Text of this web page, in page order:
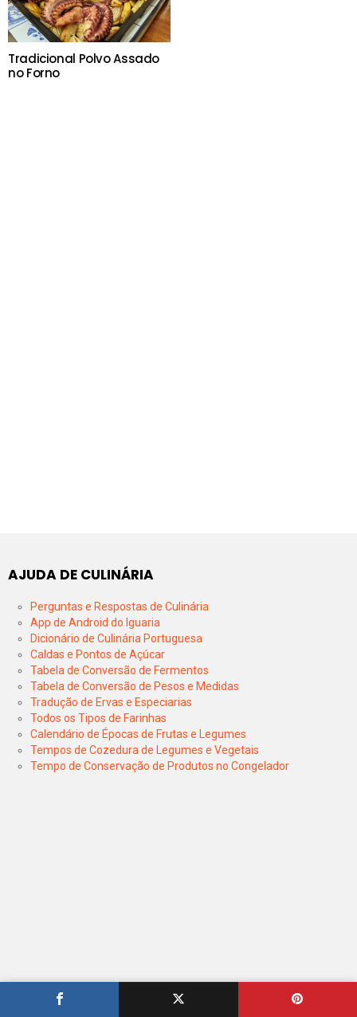
Tradicional Polvo Assado
no Forno
AJUDA DE CULINÁRIA
Perguntas e Respostas de Culinária
App de Android do Iguaria
Dicionário de Culinária Portuguesa
Caldas e Pontos de Açúcar
Tabela de Conversão de Fermentos
Tabela de Conversão de Pesos e Medidas
Tradução de Ervas e Especiarias
Todos os Tipos de Farinhas
Calendário de Épocas de Frutas e Legumes
Tempos de Cozedura de Legumes e Vegetais
Tempo de Conservação de Produtos no Congelador